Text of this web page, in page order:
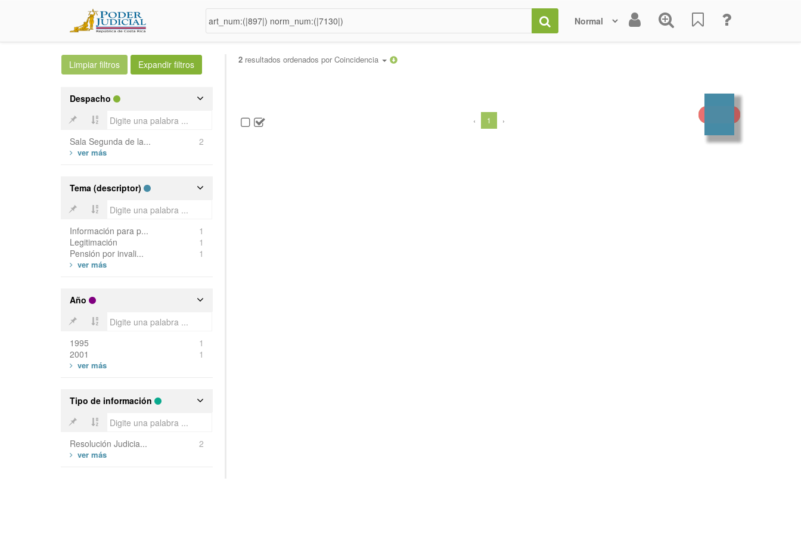
Despacho
Sala Segunda de la... 2
Tema (descriptor)
Información para p...
1
Legitimación
1
Pensión por invali...
1
Año
1995
1
2001
1
Tipo de información
Resolución Judicia... 2
2resultados ordenados por Coincidencia
‹ 1 ›